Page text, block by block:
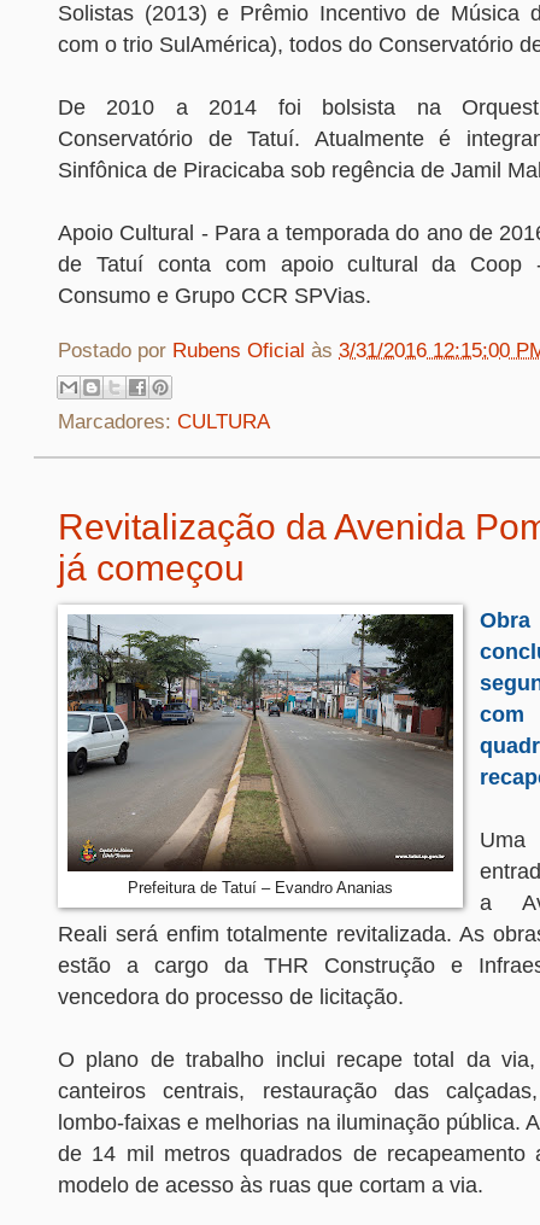
Solistas (2013) e Prêmio Incentivo de Música
com o trio SulAmérica), todos do Conservatório
De 2010 a 2014 foi bolsista na
Conservatório de Tatuí. Atualmente é
Sinfônica de Piracicaba sob regência de Jamil
Apoio Cultural - Para a temporada do ano de
de Tatuí conta com apoio cultural da Coop
Consumo e Grupo CCR SPVias.
Postado por Rubens Oficial às 3/31/2016 12:15:00
Marcadores: CULTURA
Revitalização da Avenida
já começou
Prefeitura de Tatuí – Evandro Ananias
com
a
Reali será enfim totalmente revitalizada. As
estão a cargo da THR Construção e
vencedora do processo de licitação.
O plano de trabalho inclui recape total da via,
canteiros centrais, restauração das
lombo-faixas e melhorias na iluminação pública.
de 14 mil metros quadrados de recapeamento
modelo de acesso às ruas que cortam a via.